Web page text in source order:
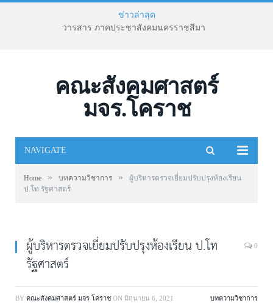
ข่าวล่าสุด
วารสาร ภาคประชาสังคมนครราชสีมา
คณะสังคมศาสตร์
มจร.โคราช
NAVIGATE
Home » บทความวิชาการ »
ผู้บริหารตรวจเยี่ยมปรับปรุงห้องเรียน
ป.โท รัฐศาสตร์
ผู้บริหารตรวจเยี่ยมปรับปรุงห้องเรียน ป.โท
รัฐศาสตร์
0
BY คณะสังคมศาสตร์ มจร โคราช ON มิถุนายน 6, 2021 บทความวิชาการ